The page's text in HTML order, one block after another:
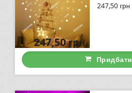
247,50 грн
247,50грн
Придбати